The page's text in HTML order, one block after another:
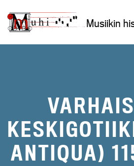
sisältöön
Musiikin
ANTIQUA)